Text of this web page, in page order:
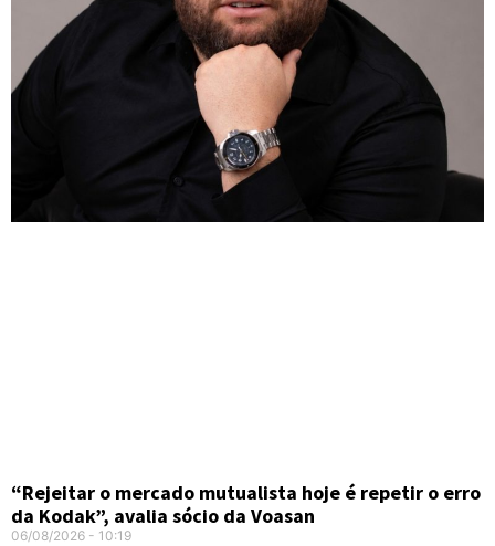
“Rejeitar o mercado mutualista hoje é repetir o erro
da Kodak”, avalia sócio da Voasan
06/08/2026 10:19